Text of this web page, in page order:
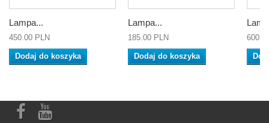
Lampa...
450.00 PLN
Dodaj do koszyka
Lampa...
185.00 PLN
Dodaj do koszyka